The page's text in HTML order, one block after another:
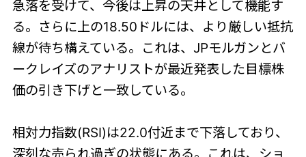
急落を受けて、今後は上昇の天井として機能す
る。さらに上の18.50ドルには、より厳しい抵抗
線が待ち構えている。これは、JPモルガンとバ
ークレイズのアナリストが最近発表した目標株
価の引き下げと一致している。
相対力指数(RSI)は22.0付近まで下落しており、
深刻な売られ過ぎの状態にある。これは、ショ